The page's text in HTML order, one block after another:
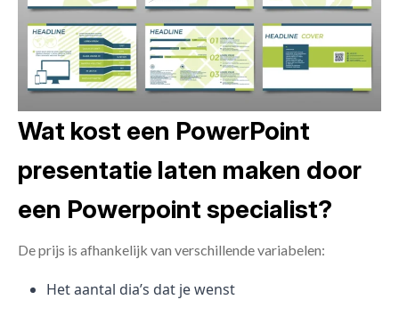
Wat kost een PowerPoint
presentatie laten maken door
een Powerpoint specialist?
De prijs is afhankelijk van verschillende variabelen:
Het aantal dia’s dat je wenst